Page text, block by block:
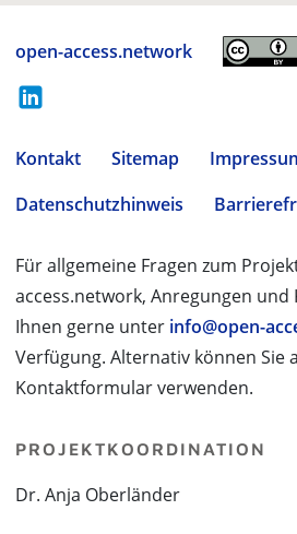
open-access.network
Kontakt Sitemap
Datenschutzhinweis
Für allgemeine Fragen zum
access.network, Anregungen
Ihnen gerne unter info@open-
Verfügung. Alternativ können Sie
Kontaktformular verwenden.
PROJEKTKOORDINATION
Dr. Anja Oberländer